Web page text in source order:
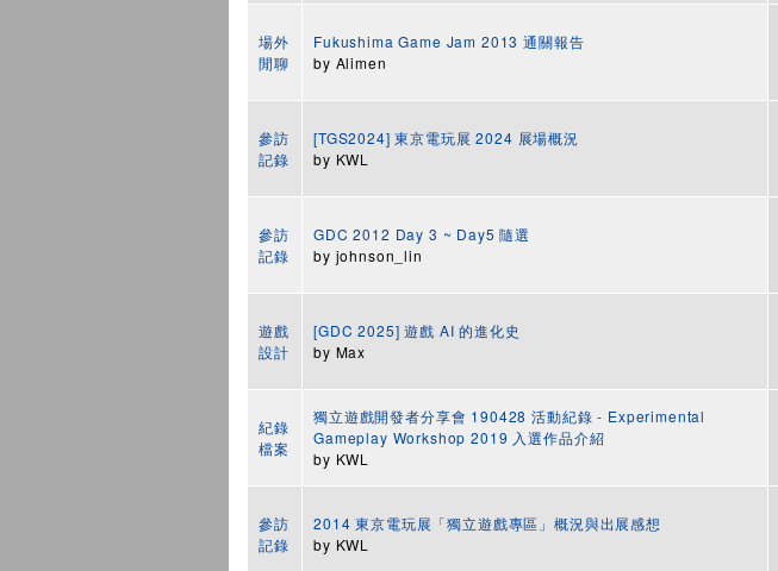
場外
閒聊
Fukushima Game Jam 2013 通關報告
by Alimen
參訪
記錄
[TGS2024] 東京電玩展 2024 展場概況
by KWL
參訪
記錄
GDC 2012 Day 3 ~ Day5 隨選
by johnson_lin
遊戲
設計
[GDC 2025] 遊戲 AI 的進化史
by Max
紀錄
檔案
獨立遊戲開發者分享會 190428 活動紀錄 - Experimental
Gameplay Workshop 2019 入選作品介紹
by KWL
參訪
記錄
2014 東京電玩展「獨立遊戲專區」概況與出展感想
by KWL